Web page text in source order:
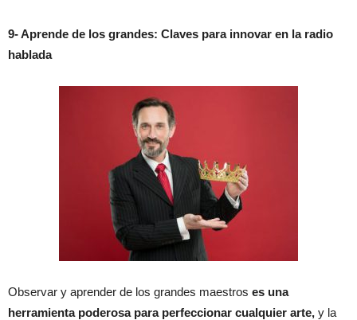
9- Aprende de los grandes: Claves para innovar en la radio
hablada
Observar y aprender de los grandes maestros es una
herramienta poderosa para perfeccionar cualquier arte, y la